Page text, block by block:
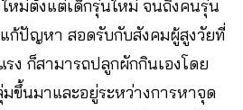
หม่ตั้งแต่เด็กรุ่นใหม่ จนถึงคนรุ่น
ก้ปัญหา สอดรับกับสังคมผู้สูงวัยที่
ง ก็สามารถปลูกผักกินเองโดย
ขึ้นมาและอยู่ระหว่างการหาจุด